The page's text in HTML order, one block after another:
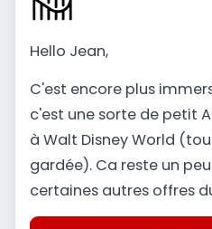
Hello Jean,
C'est encore plus
c'est une sorte de petit
à Walt Disney World
gardée). Ca reste un
certaines autres offres